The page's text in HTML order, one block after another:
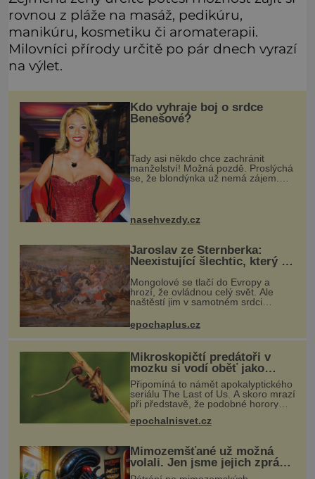
rovnou z pláže na masáž, pedikúru,
manikúru, kosmetiku či aromaterapii.
Milovníci přírody určitě po pár dnech vyrazí
na výlet.
Kdo vyhraje boj o srdce
Benešové?
Tady asi někdo chce zachránit
manželství! Možná pozdě. Proslýchá
se, že blondýnka už nemá zájem.
Má manžel ještě šanci vše urovnat?
Tomáš Matonoha (55) velice dobř
nasehvezdy.cz
Jaroslav ze Šternberka:
Neexistující šlechtic, který z
Moravy vyžene Mongoly
Mongolové se tlačí do Evropy a
hrozí, že ovládnou celý svět. Ale
naštěstí jim v samotném srdci
Evropy stojí v cestě malé, ale silné
království, které dokáže
dobyvatelské hordy zastavit. Co
nedokáže žá
epochaplus.cz
Mikroskopičtí predátoři v
mozku si vodí oběť jako
loutku
Připomíná to námět apokalyptického
seriálu The Last of Us. A skoro mrazí
při představě, že podobné horory
probíhají v přírodě běžně – s tím
rozdílem, že nejde pouze o infekce
epochalnisvet.cz
Mimozemšťané už možná
volali. Jen jsme jejich zprávu
nedokázali rozpoznat